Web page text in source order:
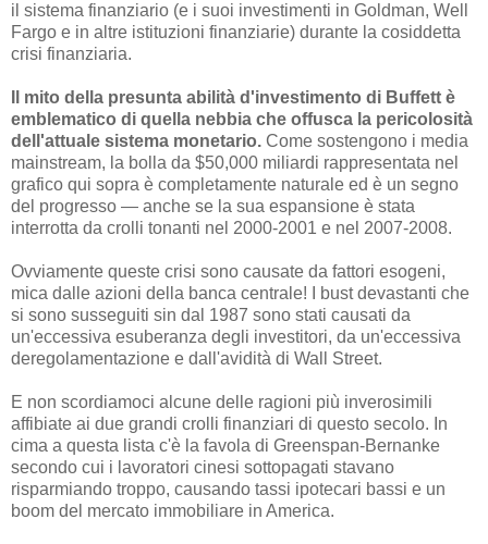
il sistema finanziario (e i suoi investimenti in Goldman, Well
Fargo e in altre istituzioni finanziarie) durante la cosiddetta
crisi finanziaria.
Il mito della presunta abilità d'investimento di Buffett è
emblematico di quella nebbia che offusca la pericolosità
dell'attuale sistema monetario. Come sostengono i media
mainstream, la bolla da $50,000 miliardi rappresentata nel
grafico qui sopra è completamente naturale ed è un segno
del progresso — anche se la sua espansione è stata
interrotta da crolli tonanti nel 2000-2001 e nel 2007-2008.
Ovviamente queste crisi sono causate da fattori esogeni,
mica dalle azioni della banca centrale! I bust devastanti che
si sono susseguiti sin dal 1987 sono stati causati da
un'eccessiva esuberanza degli investitori, da un'eccessiva
deregolamentazione e dall'avidità di Wall Street.
E non scordiamoci alcune delle ragioni più inverosimili
affibiate ai due grandi crolli finanziari di questo secolo. In
cima a questa lista c'è la favola di Greenspan-Bernanke
secondo cui i lavoratori cinesi sottopagati stavano
risparmiando troppo, causando tassi ipotecari bassi e un
boom del mercato immobiliare in America.